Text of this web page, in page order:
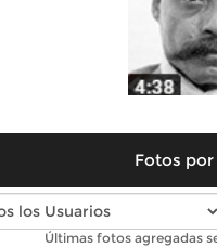
Fotos
Fotos antiguas de
Últimas fotos agregadas